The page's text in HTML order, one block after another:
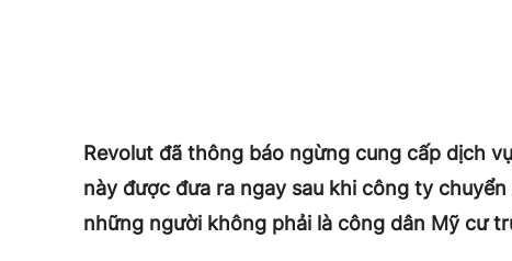
Revolut đã thông báo ngừng cung cấp dịch
này được đưa ra ngay sau khi công ty
những người không phải là công dân Mỹ cư